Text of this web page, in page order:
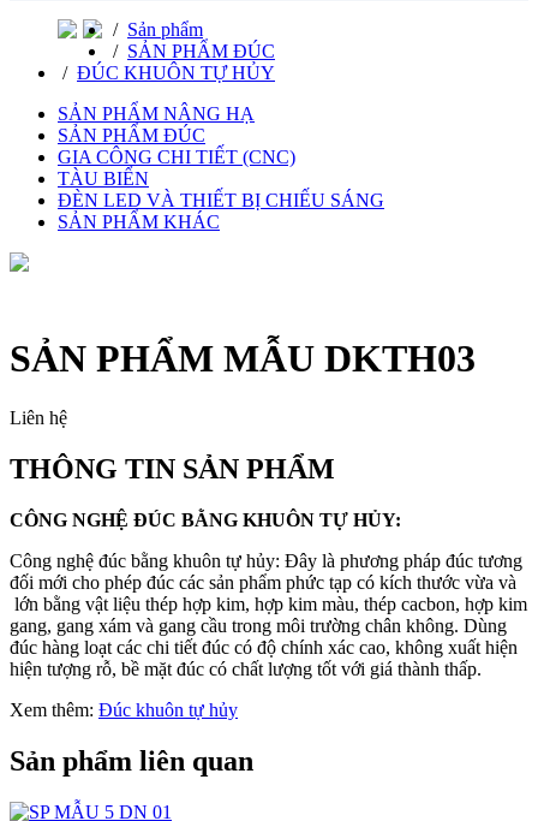
/ Sản phẩm
/ SẢN PHẨM ĐÚC
/ ĐÚC KHUÔN TỰ HỦY
SẢN PHẨM NÂNG HẠ
SẢN PHẨM ĐÚC
GIA CÔNG CHI TIẾT (CNC)
TÀU BIỂN
ĐÈN LED VÀ THIẾT BỊ CHIẾU SÁNG
SẢN PHẨM KHÁC
SẢN PHẨM MẪU DKTH03
Liên hệ
THÔNG TIN SẢN PHẨM
CÔNG NGHỆ ĐÚC BẰNG KHUÔN TỰ HỦY:
Công nghệ đúc bằng khuôn tự hủy: Đây là phương pháp đúc tương
đối mới cho phép đúc các sản phẩm phức tạp có kích thước vừa và
lớn bằng vật liệu thép hợp kim, hợp kim màu, thép cacbon, hợp kim
gang, gang xám và gang cầu trong môi trường chân không. Dùng
đúc hàng loạt các chi tiết đúc có độ chính xác cao, không xuất hiện
hiện tượng rỗ, bề mặt đúc có chất lượng tốt với giá thành thấp.
Xem thêm: Đúc khuôn tự hủy
Sản phẩm liên quan